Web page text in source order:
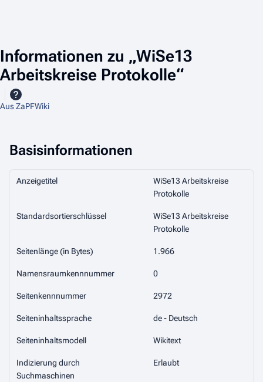
Informationen zu „WiSe13
Arbeitskreise Protokolle“
Aus ZaPFWiki
Basisinformationen
Anzeigetitel
WiSe13 Arbeitskreise
Protokolle
Standardsortierschlüssel
WiSe13 Arbeitskreise
Protokolle
Seitenlänge (in Bytes) 1.966
Namensraumkennnummer 0
Seitenkennnummer 2972
Seiteninhaltssprache de - Deutsch
Seiteninhaltsmodell Wikitext
Indizierung durch
Suchmaschinen
Erlaubt